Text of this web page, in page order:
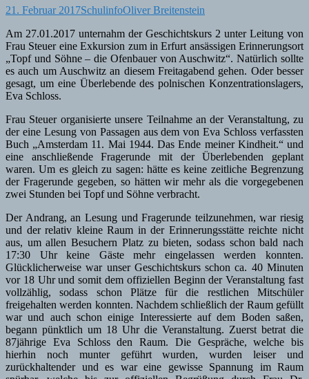
21. Februar 2017SchulinfoOliver Breitenstein
Am 27.01.2017 unternahm der Geschichtskurs 2 unter Leitung von
Frau Steuer eine Exkursion zum in Erfurt ansässigen Erinnerungsort
„Topf und Söhne – die Ofenbauer von Auschwitz“. Natürlich sollte
es auch um Auschwitz an diesem Freitagabend gehen. Oder besser
gesagt, um eine Überlebende des polnischen Konzentrationslagers,
Eva Schloss.
Frau Steuer organisierte unsere Teilnahme an der Veranstaltung, zu
der eine Lesung von Passagen aus dem von Eva Schloss verfassten
Buch „Amsterdam 11. Mai 1944. Das Ende meiner Kindheit.“ und
eine anschließende Fragerunde mit der Überlebenden geplant
waren. Um es gleich zu sagen: hätte es keine zeitliche Begrenzung
der Fragerunde gegeben, so hätten wir mehr als die vorgegebenen
zwei Stunden bei Topf und Söhne verbracht.
Der Andrang, an Lesung und Fragerunde teilzunehmen, war riesig
und der relativ kleine Raum in der Erinnerungsstätte reichte nicht
aus, um allen Besuchern Platz zu bieten, sodass schon bald nach
17:30 Uhr keine Gäste mehr eingelassen werden konnten.
Glücklicherweise war unser Geschichtskurs schon ca. 40 Minuten
vor 18 Uhr und somit dem offiziellen Beginn der Veranstaltung fast
vollzählig, sodass schon Plätze für die restlichen Mitschüler
freigehalten werden konnten. Nachdem schließlich der Raum gefüllt
war und auch schon einige Interessierte auf dem Boden saßen,
begann pünktlich um 18 Uhr die Veranstaltung. Zuerst betrat die
87jährige Eva Schloss den Raum. Die Gespräche, welche bis
hierhin noch munter geführt wurden, wurden leiser und
zurückhaltender und es war eine gewisse Spannung im Raum